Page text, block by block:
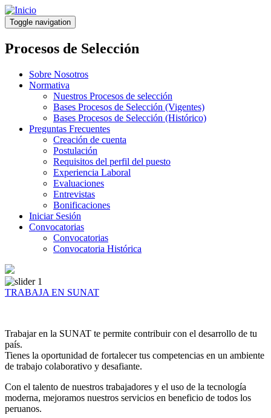
Pasar
al
contenido
principal
Toggle navigation
Procesos de Selección
Sobre Nosotros
Normativa
Nuestros Procesos de selección
Bases Procesos de Selección (Vigentes)
Bases Procesos de Selección (Histórico)
Preguntas Frecuentes
Creación de cuenta
Postulación
Requisitos del perfil del puesto
Experiencia Laboral
Evaluaciones
Entrevistas
Bonificaciones
Iniciar Sesión
Convocatorias
Convocatorias
Convocatoria Histórica
TRABAJA EN SUNAT
Trabajar en la SUNAT te permite contribuir con el desarrollo de tu
país.
Tienes la oportunidad de fortalecer tus competencias en un ambiente
de trabajo colaborativo y desafiante.
Con el talento de nuestros trabajadores y el uso de la tecnología
moderna, mejoramos nuestros servicios en beneficio de todos los
peruanos.